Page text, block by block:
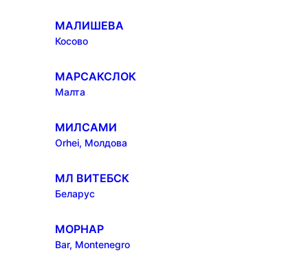
МАЛИШЕВА
Косово
МАРСАКСЛОК
Малта
МИЛСАМИ
Orhei, Молдова
МЛ ВИТЕБСК
Беларус
МОРНАР
Bar, Montenegro